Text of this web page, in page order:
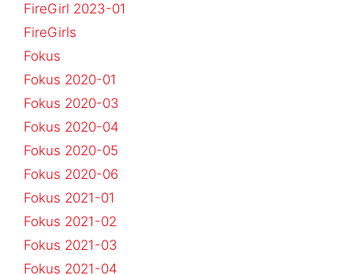
FireGirl 2023-01
FireGirls
Fokus
Fokus 2020-01
Fokus 2020-03
Fokus 2020-04
Fokus 2020-05
Fokus 2020-06
Fokus 2021-01
Fokus 2021-02
Fokus 2021-03
Fokus 2021-04